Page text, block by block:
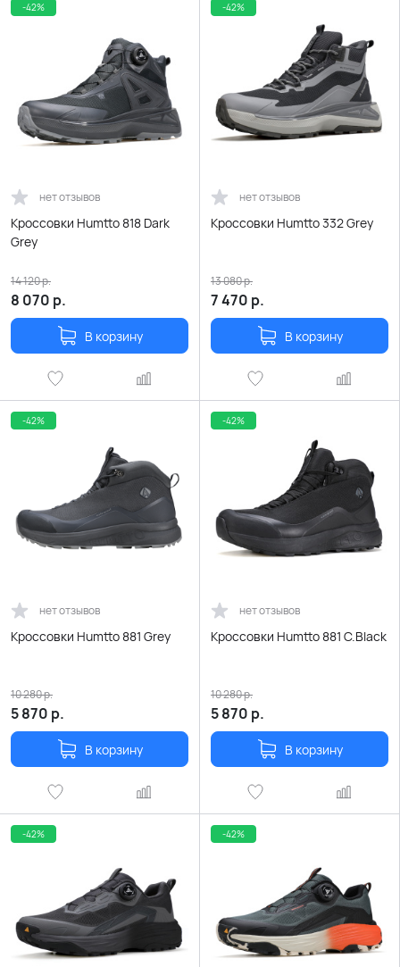
-42%
нет отзывов
Кроссовки Humtto 818 Dark
Grey
8 070 р.
14 120р.
В корзину
-42%
нет отзывов
Кроссовки Humtto 332 Grey
7 470 р.
13 080р.
В корзину
-42%
нет отзывов
Кроссовки Humtto 881 Grey
5 870 р.
10 280р.
В корзину
-42%
нет отзывов
Кроссовки Humtto 881 C.Black
5 870 р.
10 280р.
В корзину
-42% -42%